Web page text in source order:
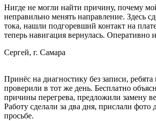
Нигде не могли найти причину, почему
неправильно менять направление. Здесь
тока, нашли подгоревший контакт на
теперь навигация вернулась. Оперативно
Сергей, г. Самара
Принёс на диагностику без записи,
проверили в тот же день. Бесплатно
причины перегрева, предложили замену
Работу сделали за два дня, прислали фото
просьбе.